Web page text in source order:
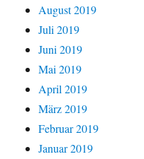
August 2019
Juli 2019
Juni 2019
Mai 2019
April 2019
März 2019
Februar 2019
Januar 2019